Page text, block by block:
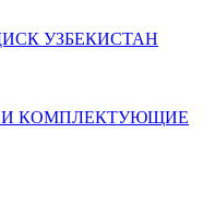
УЗБЕКИСТАН
И КОМПЛЕКТУЮЩИЕ